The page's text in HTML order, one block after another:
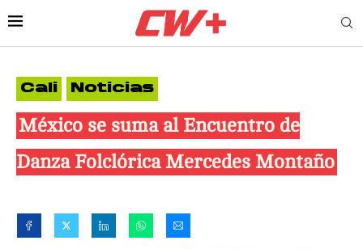
Cali Noticias
México se suma al Encuentro de
Danza Folclórica Mercedes Montaño